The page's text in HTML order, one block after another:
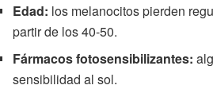
Edad: los melanocitos pierden
partir de los 40-50.
Fármacos fotosensibilizantes:
sensibilidad al sol.